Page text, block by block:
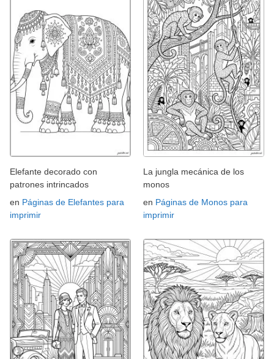
Elefante decorado con
patrones intrincados
en Páginas de Elefantes para
imprimir
La jungla mecánica de los
monos
en Páginas de Monos para
imprimir